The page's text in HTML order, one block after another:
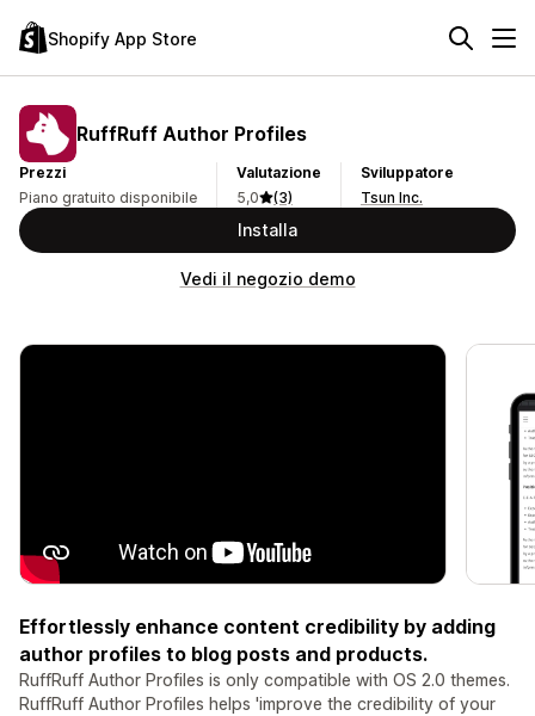
Shopify App Store
RuffRuff Author Profiles
Prezzi
Piano gratuito disponibile
Valutazione
5,0
(3)
Sviluppatore
Tsun Inc.
Installa
Vedi il negozio demo
Effortlessly enhance content credibility by adding
author profiles to blog posts and products.
RuffRuff Author Profiles is only compatible with OS 2.0 themes.
RuffRuff Author Profiles helps 'improve the credibility of your